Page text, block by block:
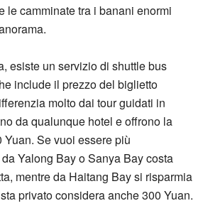
le camminate tra i banani enormi
esiste un servizio di shuttle bus
include il prezzo del biglietto
molto dai tour guidati in
da qualunque hotel e offrono la
Se vuoi essere più
Yalong Bay o Sanya Bay costa
mentre da Haitang Bay si risparmia
privato considera anche 300 Yuan.